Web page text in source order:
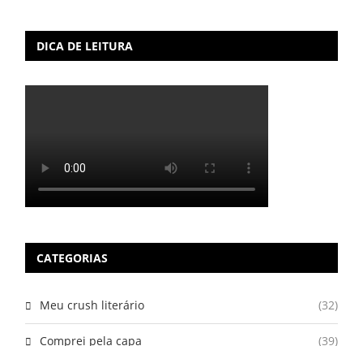
DICA DE LEITURA
CATEGORIAS
Meu crush literário (32)
Comprei pela capa (39)